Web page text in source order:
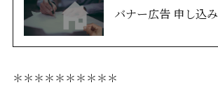
バナー広告 申し込み
＊＊＊＊＊＊＊＊＊＊